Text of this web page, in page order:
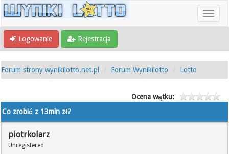
Logowanie Rejestracja
Forum strony wynikilotto.net.pl Forum Wynikilotto Lotto
Ocena wątku:
Co zrobić z 13mln zł?
piotrkolarz
Unregistered